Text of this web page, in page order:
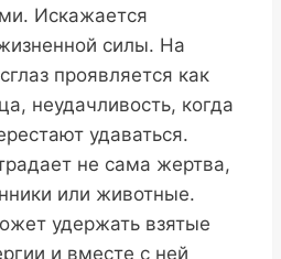
Искажается
силы. На
проявляется как
неудачливость, когда
удаваться.
не сама жертва,
или животные.
удержать взятые
и вместе с ней